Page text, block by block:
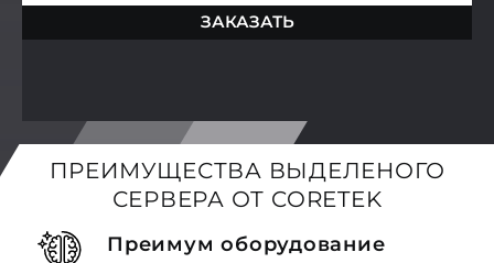
ЗАКАЗАТЬ
ПРЕИМУЩЕСТВА ВЫДЕЛЕНОГО
СЕРВЕРА ОТ CORETEK
Преимум оборудование